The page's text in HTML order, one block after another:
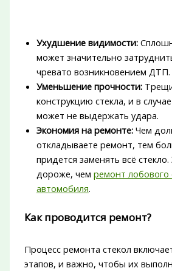
Ухудшение видимости:
может значительно
чревато возникновением ДТП.
Уменьшение прочности:
конструкцию стекла, и в
может не выдержать удара.
Экономия на ремонте:Чем
откладываете ремонт, тем
придется заменять всё
дороже, чем ремонт лобового
автомобиля.
Как проводится ремонт?
Процесс ремонта стекол
этапов, и важно, чтобы их